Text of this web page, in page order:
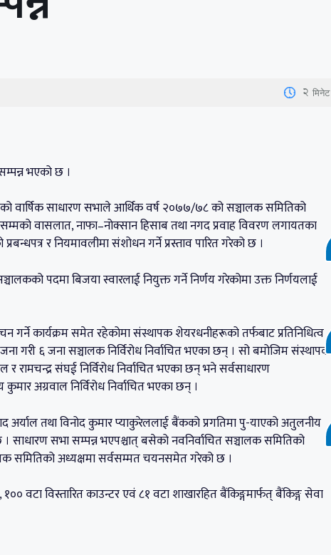
2 मिनेट
भएको छ ।
वार्षिक साधारण सभाले आर्थिक वर्ष २०७७/७८ को सञ्चालक समितिको
वासलात, नाफा–नोक्सान हिसाब तथा नगद प्रवाह विवरण लगायतका
र नियमावलीमा संशोधन गर्ने प्रस्ताव पारित गरेको छ ।
पदमा बिजया स्वारलाई नियुक्त गर्ने निर्णय गरेकोमा उक्त निर्णयलाई
गर्ने कार्यक्रम समेत रहेकोमा संस्थापक शेयरधनीहरूको तर्फबाट प्रतिनिधित्व
गरी ६ जना सञ्चालक निर्विरोध निर्वाचित भएका छन् । सो बमोजिम संस्थापक
रामचन्द्र संघई निर्विरोध निर्वाचित भएका छन् भने सर्वसाधारण
अग्रवाल निर्विरोध निर्वाचित भएका छन् ।
अर्याल तथा विनोद कुमार प्याकुरेललाई बैंकको प्रगतिमा पु-याएको अतुलनीय
सभा सम्पन्न भएपश्चात् बसेको नवनिर्वाचित सञ्चालक समितिको
अध्यक्षमा सर्वसम्मत चयनसमेत गरेको छ ।
विस्तारित काउन्टर एवं ८१ वटा शाखारहित बैंकिङ्गमार्फत् बैंकिङ्ग सेवा